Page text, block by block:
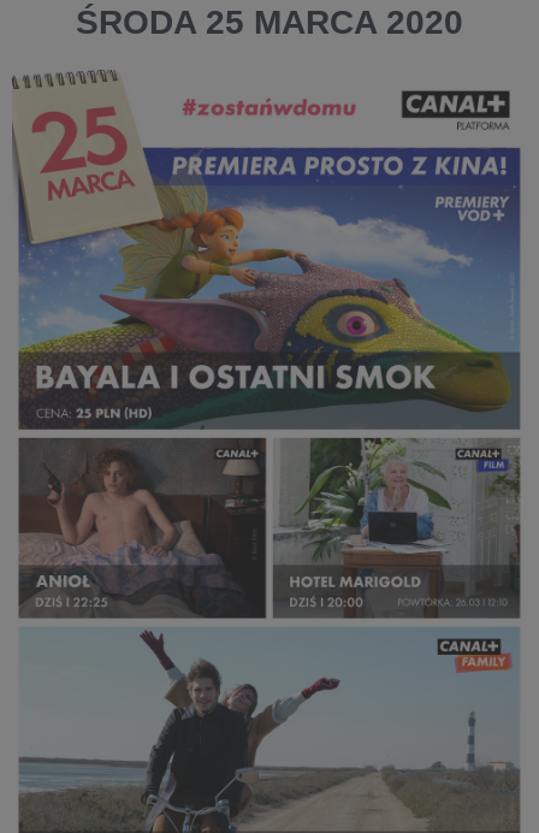
ŚRODA 25 MARCA 2020